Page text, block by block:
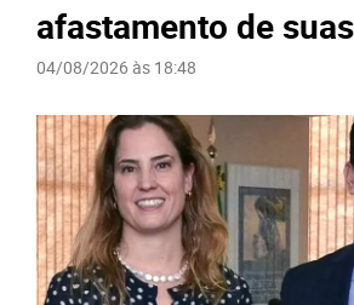
afastamento de
04/08/2026 às 18:48